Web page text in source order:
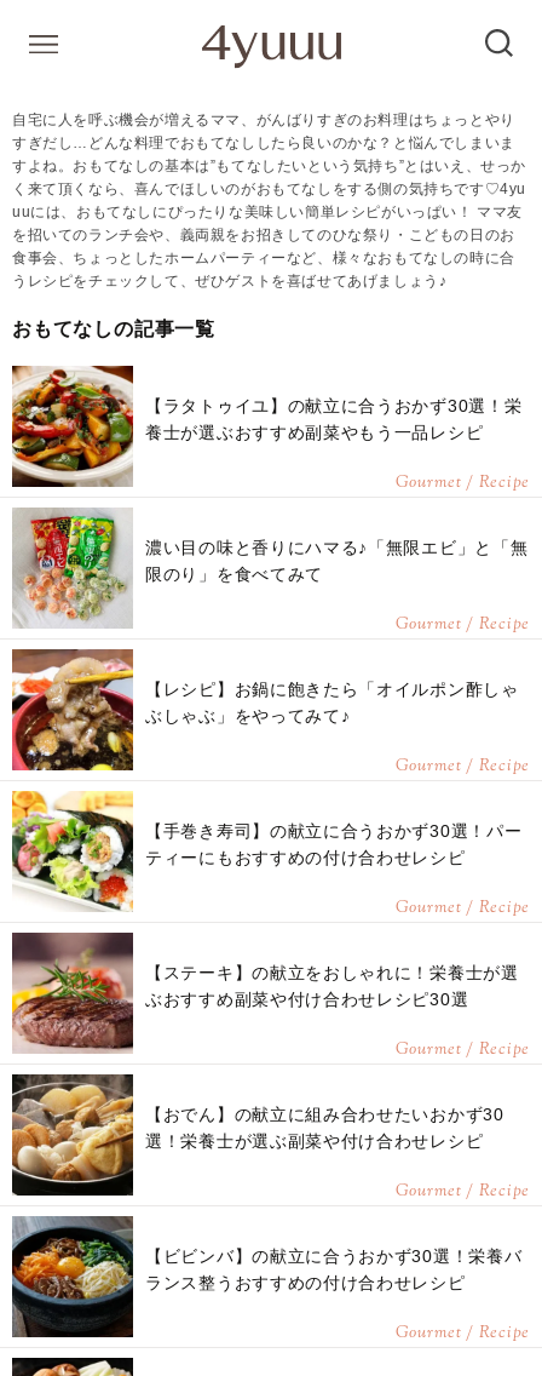
自宅に人を呼ぶ機会が増えるママ、がんばりすぎのお料理はちょっとやり
すぎだし…どんな料理でおもてなししたら良いのかな？と悩んでしまいま
すよね。おもてなしの基本は”もてなしたいという気持ち”とはいえ、せっか
く来て頂くなら、喜んでほしいのがおもてなしをする側の気持ちです♡4yu
uuには、おもてなしにぴったりな美味しい簡単レシピがいっぱい！ ママ友
を招いてのランチ会や、義両親をお招きしてのひな祭り・こどもの日のお
食事会、ちょっとしたホームパーティーなど、様々なおもてなしの時に合
うレシピをチェックして、ぜひゲストを喜ばせてあげましょう♪
おもてなしの記事一覧
【ラタトゥイユ】の献立に合うおかず30選！栄
養士が選ぶおすすめ副菜やもう一品レシピ
Gourmet / Recipe
濃い目の味と香りにハマる♪「無限エビ」と「無
限のり」を食べてみて
Gourmet / Recipe
【レシピ】お鍋に飽きたら「オイルポン酢しゃ
ぶしゃぶ」をやってみて♪
Gourmet / Recipe
【手巻き寿司】の献立に合うおかず30選！パー
ティーにもおすすめの付け合わせレシピ
Gourmet / Recipe
【ステーキ】の献立をおしゃれに！栄養士が選
ぶおすすめ副菜や付け合わせレシピ30選
Gourmet / Recipe
【おでん】の献立に組み合わせたいおかず30
選！栄養士が選ぶ副菜や付け合わせレシピ
Gourmet / Recipe
【ビビンバ】の献立に合うおかず30選！栄養バ
ランス整うおすすめの付け合わせレシピ
Gourmet / Recipe